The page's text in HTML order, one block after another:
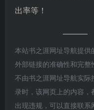
出率等！
本站书之涯网址导航提供
外部链接的准确性和完整
不由书之涯网址导航实
录时，该网页上的内容，
出现违规，可以直接联